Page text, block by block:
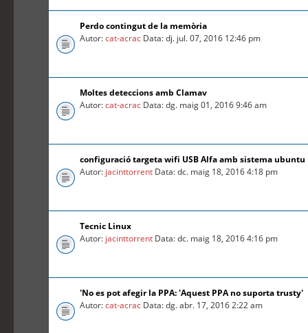
Perdo contingut de la memòria
Autor:cat-acrac Data: dj. jul. 07, 2016 12:46 pm
Moltes deteccions amb Clamav
Autor:cat-acrac Data: dg. maig 01, 2016 9:46 am
configuració targeta wifi USB Alfa amb sistema ubuntu
Autor: jacinttorrent Data: dc. maig 18, 2016 4:18 pm
Tecnic Linux
Autor: jacinttorrent Data: dc. maig 18, 2016 4:16 pm
'No es pot afegir la PPA: 'Aquest PPA no suporta trusty'
Autor:cat-acrac Data: dg. abr. 17, 2016 2:22 am